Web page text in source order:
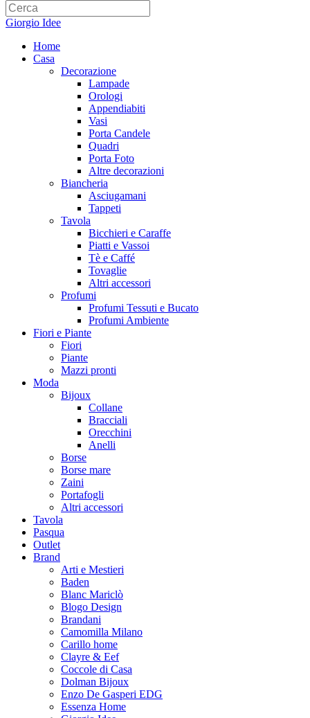
Giorgio Idee
Home
Casa
Decorazione
Lampade
Orologi
Appendiabiti
Vasi
Porta Candele
Quadri
Porta Foto
Altre decorazioni
Biancheria
Asciugamani
Tappeti
Tavola
Bicchieri e Caraffe
Piatti e Vassoi
Tè e Caffé
Tovaglie
Altri accessori
Profumi
Profumi Tessuti e Bucato
Profumi Ambiente
Fiori e Piante
Fiori
Piante
Mazzi pronti
Moda
Bijoux
Collane
Bracciali
Orecchini
Anelli
Borse
Borse mare
Zaini
Portafogli
Altri accessori
Tavola
Pasqua
Outlet
Brand
Arti e Mestieri
Baden
Blanc Mariclò
Blogo Design
Brandani
Camomilla Milano
Carillo home
Clayre & Eef
Coccole di Casa
Dolman Bijoux
Enzo De Gasperi EDG
Essenza Home